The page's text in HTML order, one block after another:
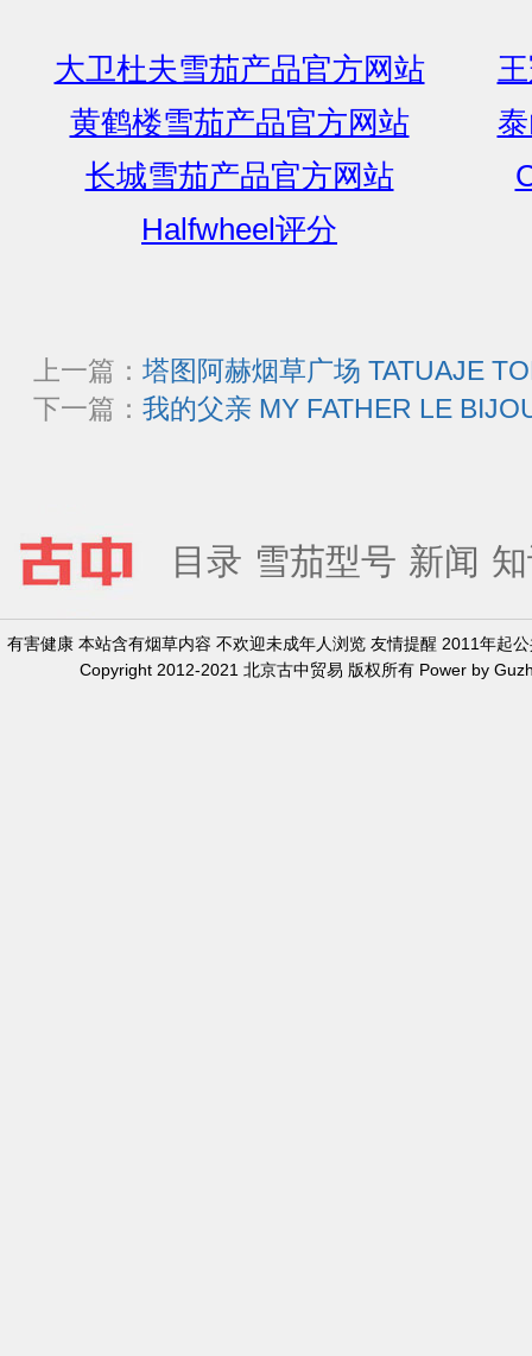
大卫杜夫雪茄产品官方网站
黄鹤楼雪茄产品官方网站
长城雪茄产品官方网站
Halfwheel评分
上一篇： 塔图阿赫烟草广场 TATUAJE
下一篇： 我的父亲 MY FATHER LE
目录 雪茄型号 新闻
有害健康 本站含有烟草内容 不欢迎未成年人浏览 友情提醒 2011年起
Copyright 2012-2021 北京古中贸易 版权所有 Power by